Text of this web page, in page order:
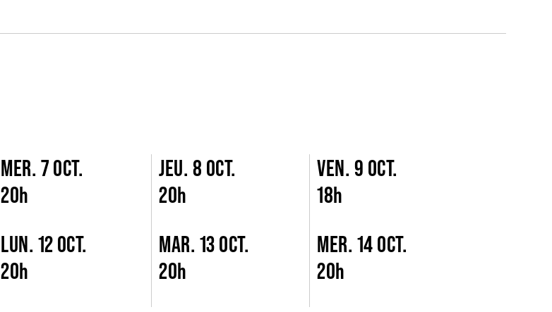
MER. 7 OCT.
20h
JEU. 8 OCT.
20h
VEN. 9 OCT.
18h
LUN. 12 OCT.
20h
MAR. 13 OCT.
20h
MER. 14 OCT.
20h